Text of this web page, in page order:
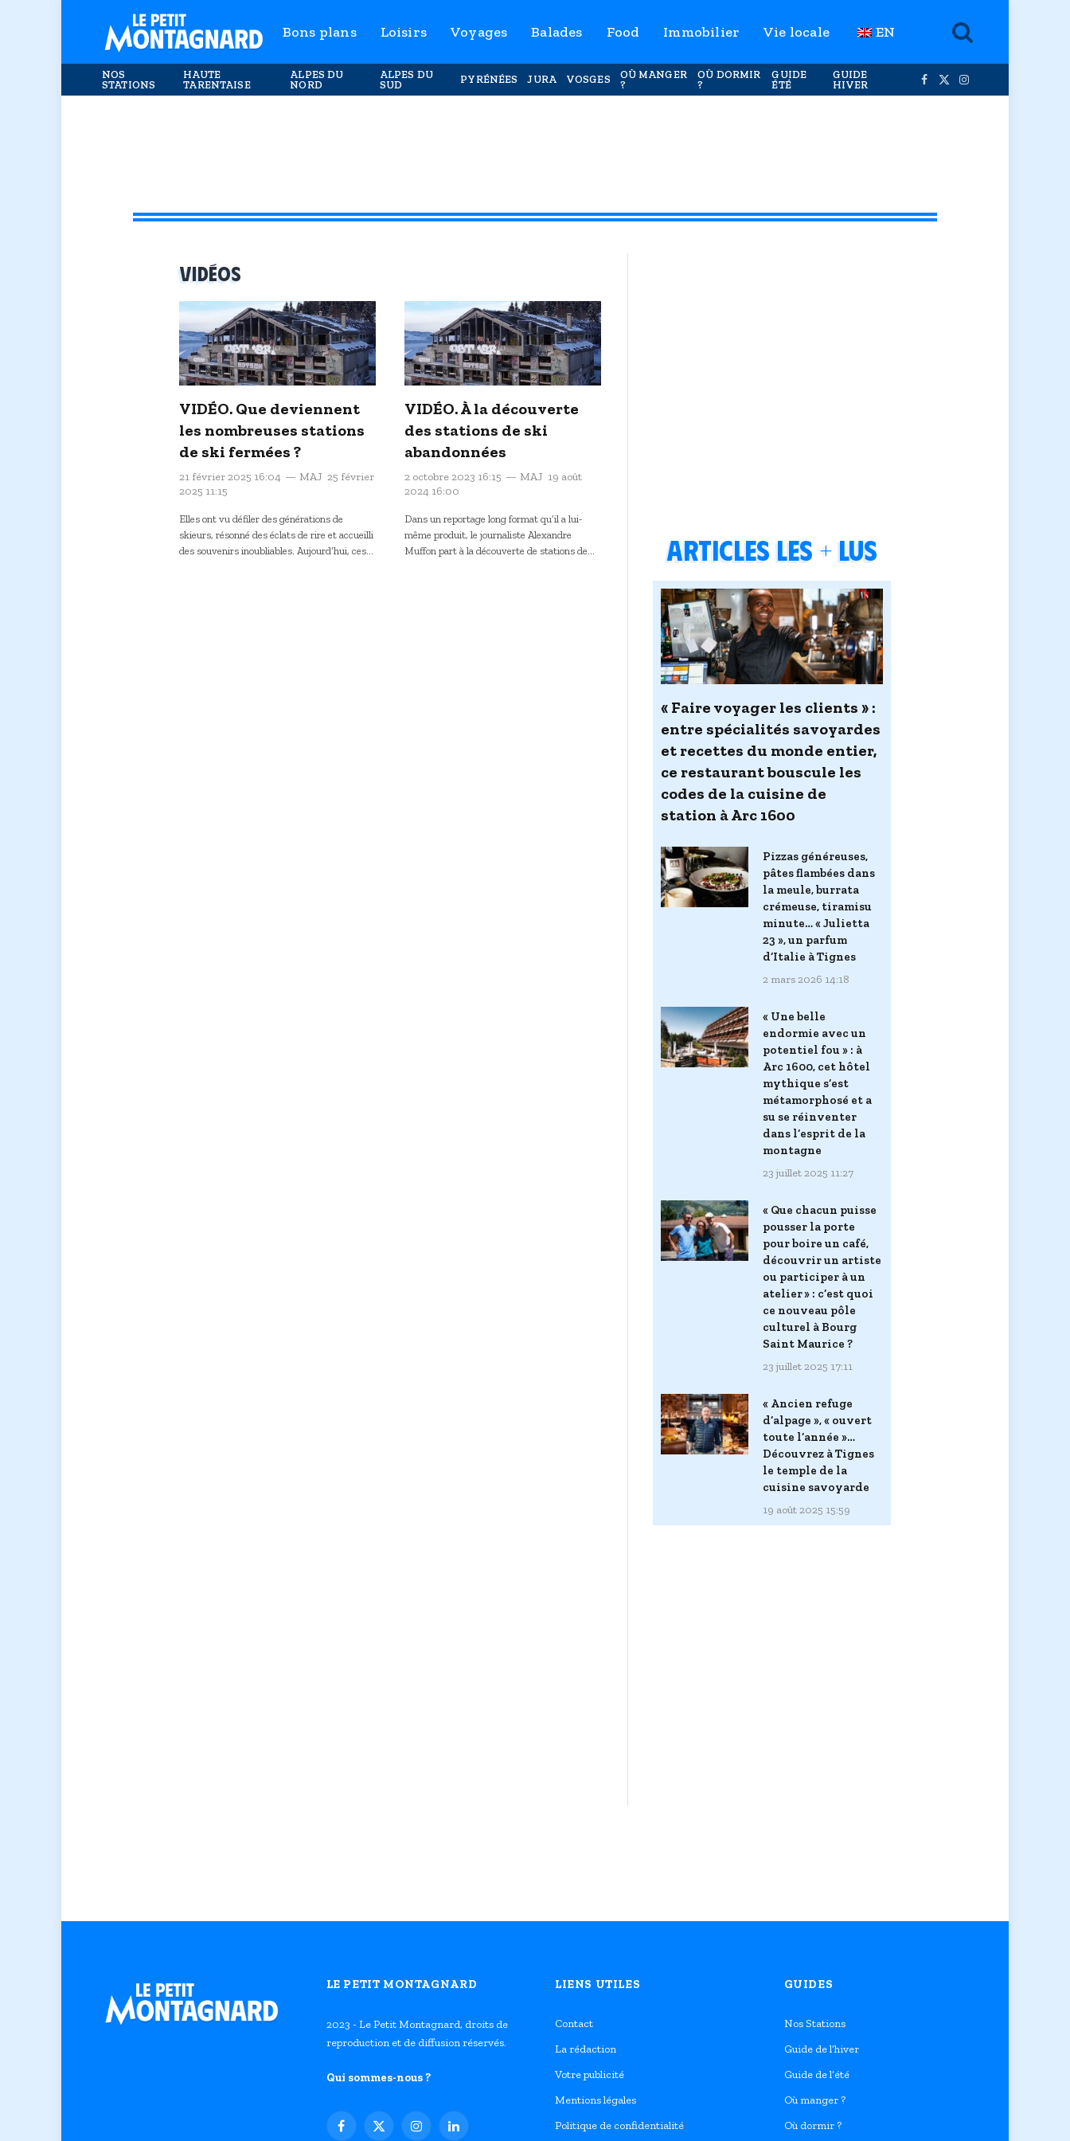
Bons plans Loisirs Voyages Balades Food Immobilier Vie locale EN
NOS
STATIONS
HAUTE
TARENTAISE
ALPES DU
NORD
ALPES DU
SUD
PYRÉNÉES JURA VOSGES
OÙ MANGER
?
OÙ DORMIR
?
GUIDE
ÉTÉ
GUIDE
HIVER
Facebook
X
Instagram
VIDÉOS
VIDÉO. Que deviennent
les nombreuses stations
de ski fermées ?
21 février 2025 16:04 MAJ 25 février
2025 11:15
Elles ont vu défiler des générations de
skieurs, résonné des éclats de rire et accueilli
des souvenirs inoubliables. Aujourd’hui, ces…
VIDÉO. À la découverte
des stations de ski
abandonnées
2 octobre 2023 16:15 MAJ 19 août
2024 16:00
Dans un reportage long format qu’il a lui-
même produit, le journaliste Alexandre
Muffon part à la découverte de stations de…
Articles les + lus
« Faire voyager les clients » :
entre spécialités savoyardes
et recettes du monde entier,
ce restaurant bouscule les
codes de la cuisine de
station à Arc 1600
Pizzas généreuses,
pâtes flambées dans
la meule, burrata
crémeuse, tiramisu
minute… « Julietta
23 », un parfum
d’Italie à Tignes
2 mars 2026 14:18
« Une belle
endormie avec un
potentiel fou » : à
Arc 1600, cet hôtel
mythique s’est
métamorphosé et a
su se réinventer
dans l’esprit de la
montagne
23 juillet 2025 11:27
« Que chacun puisse
pousser la porte
pour boire un café,
découvrir un artiste
ou participer à un
atelier » : c’est quoi
ce nouveau pôle
culturel à Bourg
Saint Maurice ?
23 juillet 2025 17:11
« Ancien refuge
d’alpage », « ouvert
toute l’année »…
Découvrez à Tignes
le temple de la
cuisine savoyarde
19 août 2025 15:59
LE PETIT MONTAGNARD
2023 - Le Petit Montagnard, droits de
reproduction et de diffusion réservés.
Qui sommes-nous ?
Facebook
X InstagramLinkedIn
LIENS UTILES
Contact
La rédaction
Votre publicité
Mentions légales
Politique de confidentialité
GUIDES
Nos Stations
Guide de l’hiver
Guide de l’été
Où manger ?
Où dormir ?